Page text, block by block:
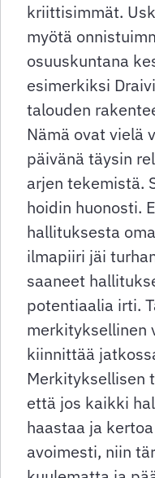
kriittisimmät.
myötä
osuuskuntana
esimerkiksi
talouden
Nämä ovat vielä
päivänä täysin
arjen tekemistä.
hoidin huonosti.
hallituksesta
ilmapiiri jäi
saaneet
potentiaalia irti.
merkityksellinen
kiinnittää
Merkityksellisen
että jos kaikki
haastaa ja
avoimesti, niin